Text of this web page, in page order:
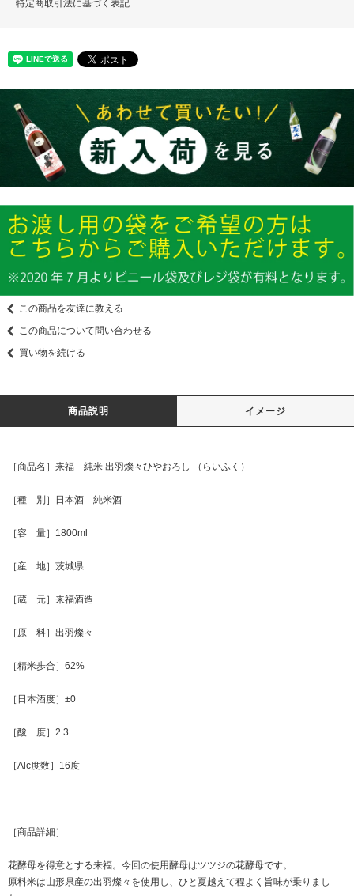
特定商取引法に基づく表記
この商品を友達に教える
この商品について問い合わせる
買い物を続ける
商品説明 イメージ
［商品名］来福 純米 出羽燦々ひやおろし （らいふく）
［種 別］日本酒 純米酒
［容 量］1800ml
［産 地］茨城県
［蔵 元］来福酒造
［原 料］出羽燦々
［精米歩合］62%
［日本酒度］±0
［酸 度］2.3
［Alc度数］16度
［商品詳細］
花酵母を得意とする来福。今回の使用酵母はツツジの花酵母です。
原料米は山形県産の出羽燦々を使用し、ひと夏越えて程よく旨味が乗りまし